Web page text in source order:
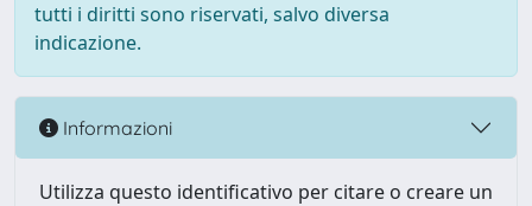
tutti i diritti sono riservati, salvo diversa
indicazione.
Informazioni
Utilizza questo identificativo per citare o creare un